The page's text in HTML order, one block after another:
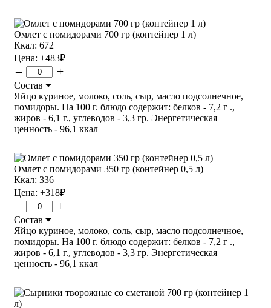
Омлет с помидорами 700 гр (контейнер 1 л)
Ккал: 672
Цена: +483₽
– +
Состав
Яйцо куриное, молоко, соль, сыр, масло подсолнечное,
помидоры. На 100 г. блюдо содержит: белков - 7,2 г .,
жиров - 6,1 г., углеводов - 3,3 гр. Энергетическая
ценность - 96,1 ккал
Омлет с помидорами 350 гр (контейнер 0,5 л)
Ккал: 336
Цена: +318₽
– +
Состав
Яйцо куриное, молоко, соль, сыр, масло подсолнечное,
помидоры. На 100 г. блюдо содержит: белков - 7,2 г .,
жиров - 6,1 г., углеводов - 3,3 гр. Энергетическая
ценность - 96,1 ккал